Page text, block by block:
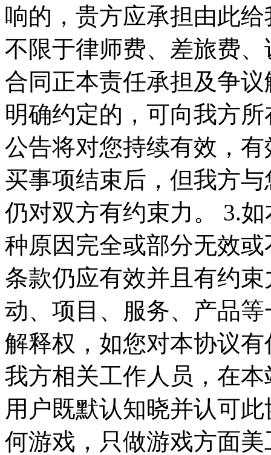
响的，贵方应承担由此
不限于律师费、差旅费
合同正本责任承担及争
明确约定的，可向我方
公告将对您持续有效，
买事项结束后，但我方
仍对双方有约束力。 3.
种原因完全或部分无效
条款仍应有效并且有约
动、项目、服务、产品
解释权，如您对本协议
我方相关工作人员，在
用户既默认知晓并认可
何游戏，只做游戏方面